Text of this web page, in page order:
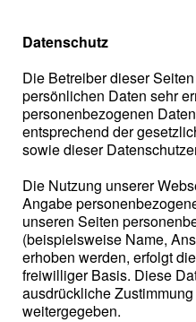
Datenschutz
Die Betreiber dieser
persönlichen Daten sehr
personenbezogenen
entsprechend der
sowie dieser
Die Nutzung unserer
Angabe
unseren Seiten
(beispielsweise Name,
erhoben werden, erfolgt
freiwilliger Basis. Diese
ausdrückliche
weitergegeben.